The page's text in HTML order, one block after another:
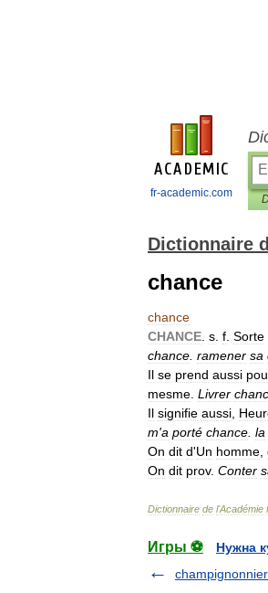
fr-academic.com
Dictionnaire
chance
chance
CHANCE s f Sorte
chance ramener sa
Il se prend aussi
mesme Livrer
Il signifie aussi
m'a porté chance la
On dit d'Un homme
On dit prov. Conter
Dictionnaire de l'Académie
Игры ⚽
Нужна